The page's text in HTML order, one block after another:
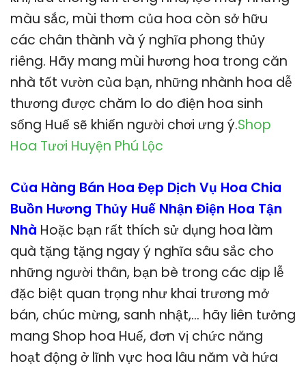
màu sắc, mùi thơm của hoa còn sở hữu
các chân thành và ý nghĩa phong thủy
riêng. Hãy mang mùi hương hoa trong căn
nhà tốt vườn của bạn, những nhành hoa dễ
thương được chăm lo do điện hoa sinh
sống Huế sẽ khiến người chơi ưng ý.Shop
Hoa Tươi Huyện Phú Lộc
Của Hàng Bán Hoa Đẹp Dịch Vụ Hoa Chia
Buồn Hương Thủy Huế Nhận Điện Hoa Tận
Nhà Hoặc bạn rất thích sử dụng hoa làm
quà tặng tặng ngay ý nghĩa sâu sắc cho
những người thân, bạn bè trong các dịp lễ
đặc biệt quan trọng như khai trương mở
bán, chúc mừng, sanh nhật,… hãy liên tưởng
mang Shop hoa Huế, đơn vị chức năng
hoạt động ở lĩnh vực hoa lâu năm và hứa